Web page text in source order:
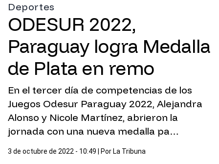
Deportes
ODESUR 2022,
Paraguay logra Medalla
de Plata en remo
En el tercer día de competencias de los
Juegos Odesur Paraguay 2022, Alejandra
Alonso y Nicole Martínez, abrieron la
jornada con una nueva medalla pa…
3 de octubre de 2022 - 10:49 | Por La Tribuna